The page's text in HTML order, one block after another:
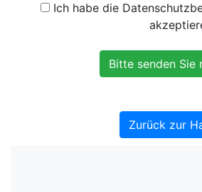
Ich habe die
Zurück zur